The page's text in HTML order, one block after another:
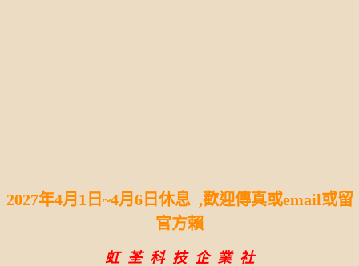
2027年4月1日~4月6日休息 ,歡迎傳真或email或留
官方賴
虹 荃 科 技 企 業 社